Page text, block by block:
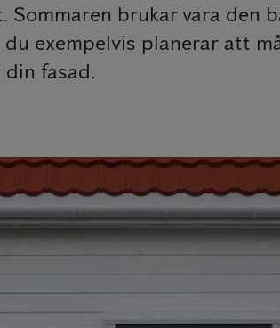
brukar vara den
exempelvis planerar att
fasad.